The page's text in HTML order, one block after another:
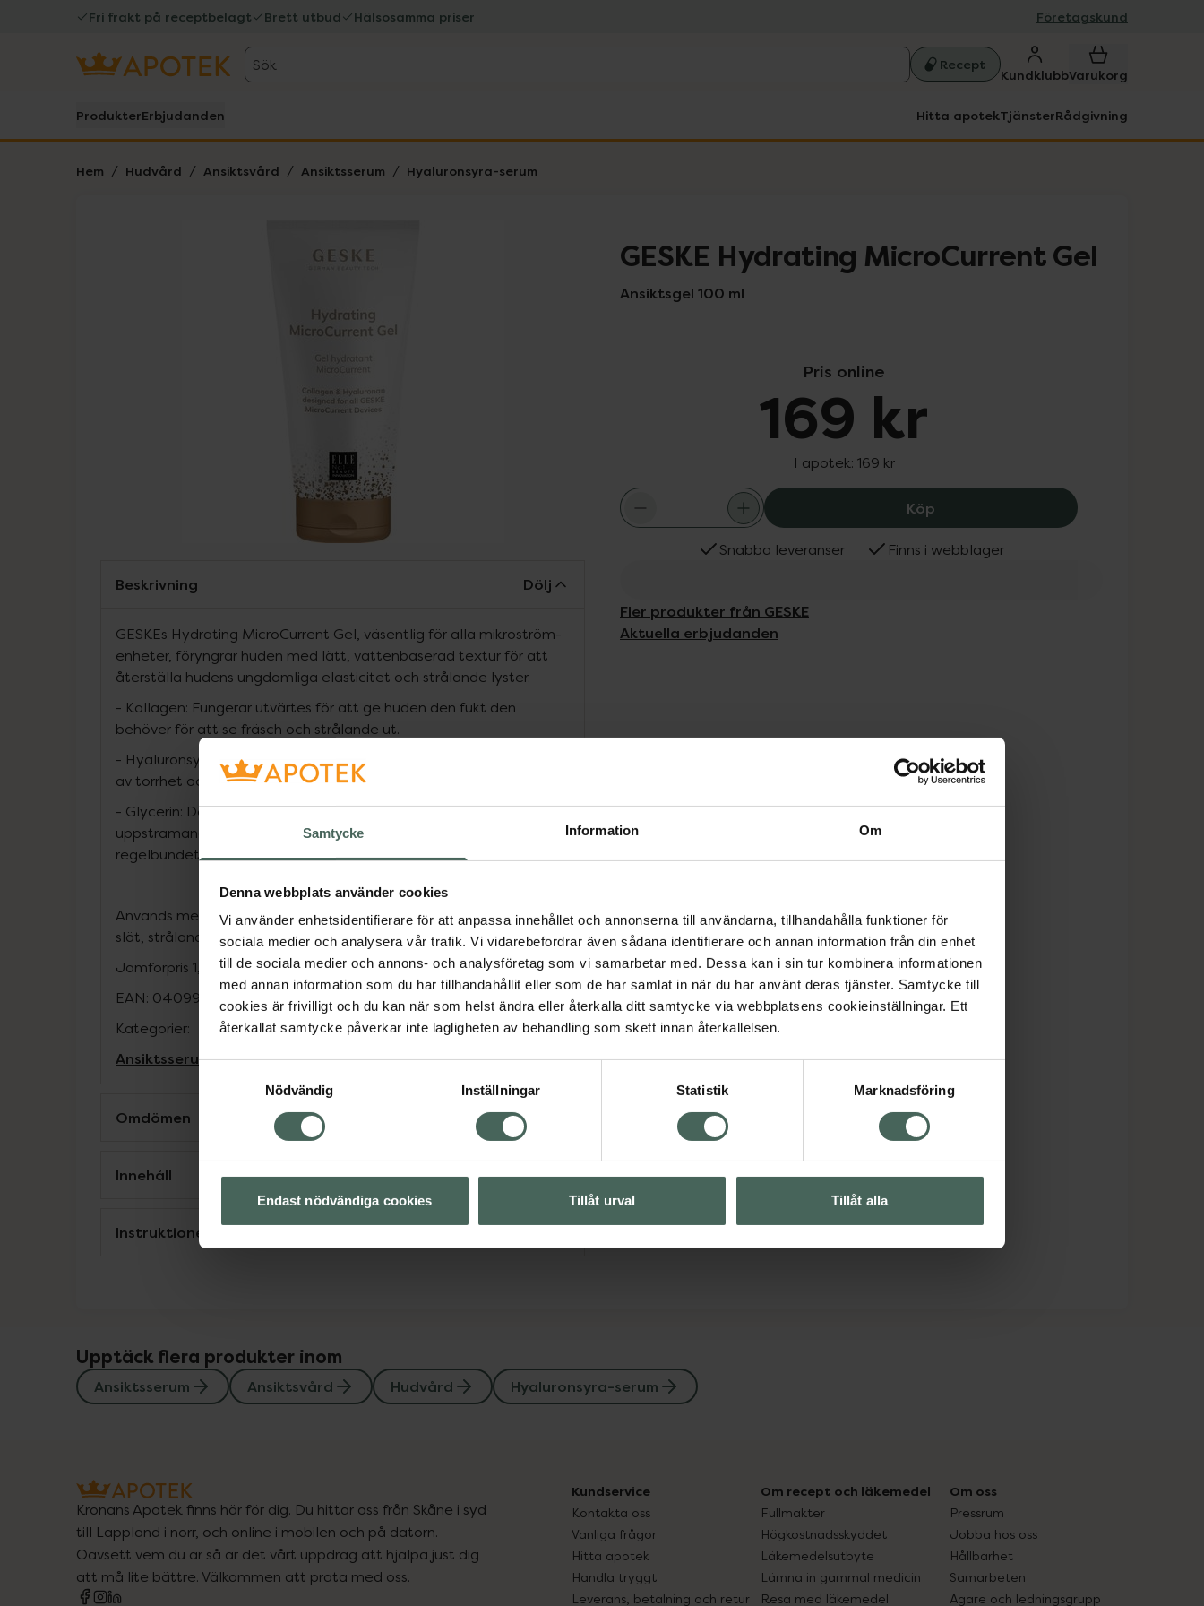
Samtycke Information Om
Denna webbplats använder cookies
Vi använder enhetsidentifierare för att anpassa innehållet och annonserna till användarna, tillhandahålla funktioner för
sociala medier och analysera vår trafik. Vi vidarebefordrar även sådana identifierare och annan information från din enhet
till de sociala medier och annons- och analysföretag som vi samarbetar med. Dessa kan i sin tur kombinera informationen
med annan information som du har tillhandahållit eller som de har samlat in när du har använt deras tjänster. Samtycke till
cookies är frivilligt och du kan när som helst ändra eller återkalla ditt samtycke via webbplatsens cookieinställningar. Ett
återkallat samtycke påverkar inte lagligheten av behandling som skett innan återkallelsen.
Samtyckesval
Nödvändig
Inställningar Statistik Marknadsföring
Endast nödvändiga cookies Tillåt urval Tillåt alla
Fri frakt på receptbelagt Brett utbud Hälsosamma priser Företagskund
Sök Recept
KundklubbVarukorg
ProdukterErbjudanden Hitta apotekTjänsterRådgivning
Hem Hudvård Ansiktsvård Ansiktsserum Hyaluronsyra-serum
Lista: . Innehåller 1 objekt. GESKE Hydrating MicroCurrent Gel
Ansiktsgel 100 ml
Pris online
169 kr
I apotek: 169 kr
Köp GESKE Hydrating MicroCurrent Gel,
Snabba leveranser Finns i webblager
Fler produkter från GESKE
Aktuella erbjudanden
Beskrivning Dölj
GESKEs Hydrating MicroCurrent Gel, väsentlig för alla mikroström-
enheter, föryngrar huden med lätt, vattenbaserad textur för att
återställa hudens ungdomliga elasticitet och strålande lyster.
- Kollagen: Fungerar utvärtes för att ge huden den fukt den
behöver för att se fräsch och strålande ut.
- Hyaluronsyra: Spelar en nyckelroll för att minska rynkor orsakade
av torrhet och återställer hudens elasticitet.
- Glycerin: Det hjälper huden att behålla fukt och har en
uppstramande och plumpande effekt när den används
regelbundet.
Används med GESKE-appen för personliga hudvårdsrutiner. Njut av
slät, strålande hud med GESKEs Hydrating MicroCurrent Gel.
Jämförpris 1,69 kr /ml
EAN: 04099702004061
Kategorier:
AnsiktsserumAnsiktsvårdHudvårdHyaluronsyra-serum
Omdömen Visa
Innehåll Visa
Instruktioner
Upptäck flera produkter inom
Ansiktsserum Ansiktsvård Hudvård Hyaluronsyra-serum
Kronans Apotek finns här för dig. Du hittar oss från Skåne i syd
till Lappland i norr, och online i mobilen och på datorn.
Oavsett vem du är så är det vårt uppdrag att hjälpa just dig
att må lite bättre. Välkommen att prata med oss.
Kundservice
Kontakta oss
Vanliga frågor
Hitta apotek
Handla tryggt
Leverans, betalning och retur
Om recept och läkemedel
Fullmakter
Högkostnadsskyddet
Läkemedelsutbyte
Lämna in gammal medicin
Resa med läkemedel
Om oss
Pressrum
Jobba hos oss
Hållbarhet
Samarbeten
Ägare och ledningsgrupp